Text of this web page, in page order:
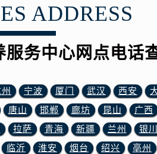
提前预约）
预约）
预约）
琴售后服务中心（需提前预约）
提前预约）
ADDRESS
服务中心网点电话
宁波 厦门 武汉 西安
唐山 邯郸 廊坊 昆山
广西
拉萨 青海 新疆 兰州
银
临沂 淮安 烟台 绍兴
亳州